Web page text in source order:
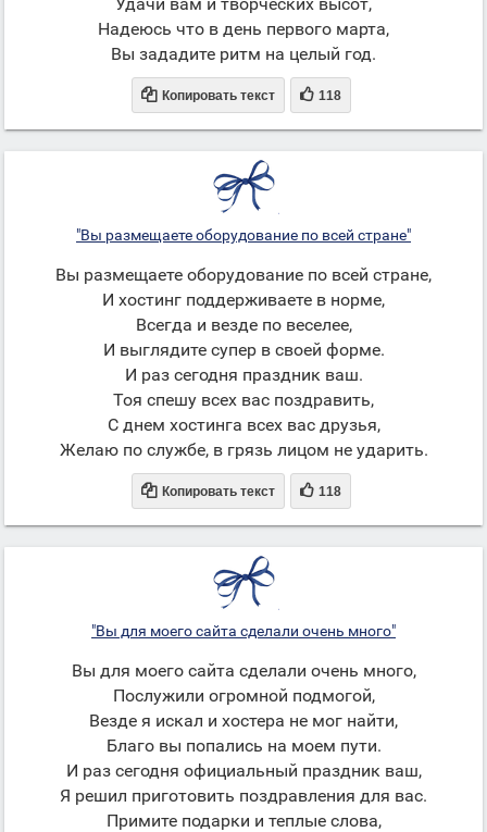
Надеюсь что в день первого марта,
Вы зададите ритм на целый год.
 Копировать текст  118
"Вы размещаете оборудование по всей стране"
Вы размещаете оборудование по всей стране,
И хостинг поддерживаете в норме,
Всегда и везде по веселее,
И выглядите супер в своей форме.
И раз сегодня праздник ваш.
Тоя спешу всех вас поздравить,
С днем хостинга всех вас друзья,
Желаю по службе, в грязь лицом не ударить.
 Копировать текст  118
"Вы для моего сайта сделали очень много"
Вы для моего сайта сделали очень много,
Послужили огромной подмогой,
Везде я искал и хостера не мог найти,
Благо вы попались на моем пути.
И раз сегодня официальный праздник ваш,
Я решил приготовить поздравления для вас.
Примите подарки и теплые слова,